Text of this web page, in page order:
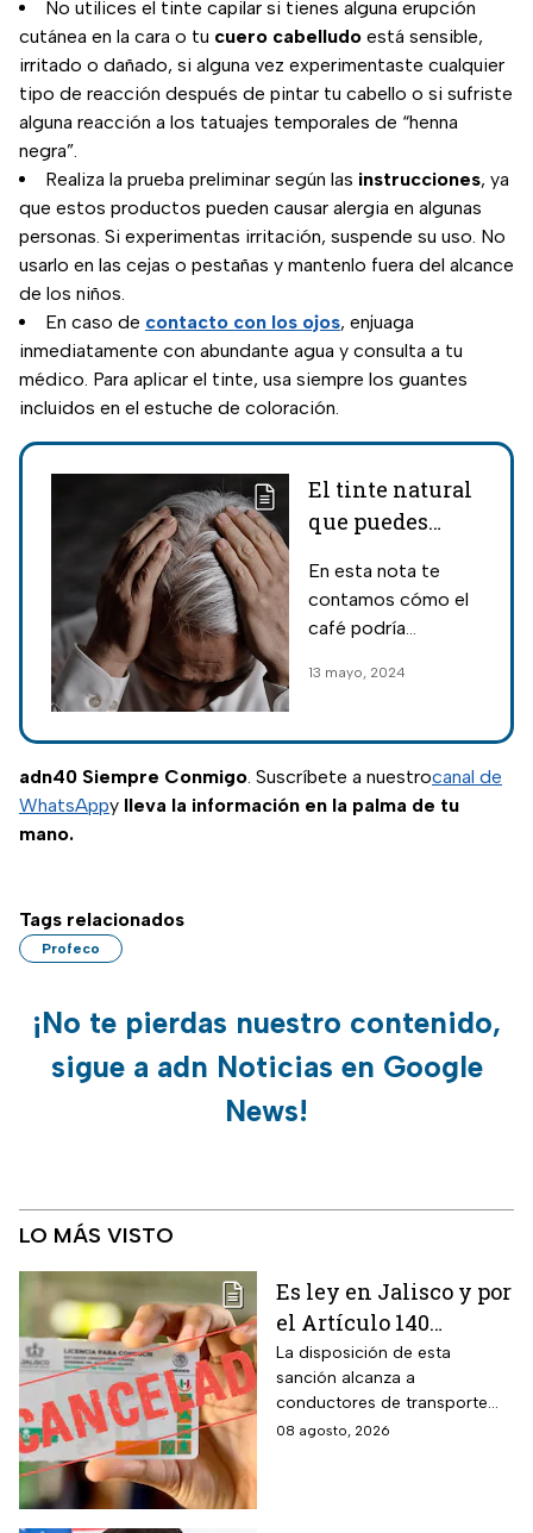
No utilices el tinte capilar si tienes alguna erupción
cutánea en la cara o tu cuero cabelludo está sensible,
irritado o dañado, si alguna vez experimentaste cualquier
tipo de reacción después de pintar tu cabello o si sufriste
alguna reacción a los tatuajes temporales de “henna
negra”.
Realiza la prueba preliminar según las instrucciones, ya
que estos productos pueden causar alergia en algunas
personas. Si experimentas irritación, suspende su uso. No
usarlo en las cejas o pestañas y mantenlo fuera del alcance
de los niños.
En caso de contacto con los ojos, enjuaga
inmediatamente con abundante agua y consulta a tu
médico. Para aplicar el tinte, usa siempre los guantes
incluidos en el estuche de coloración.
El tinte natural
que puedes
para
desaparecer las
En esta nota te
contamos cómo el
café podría
aliado inesperado
canas.
13 mayo, 2024
adn40 Siempre Conmigo. Suscríbete a nuestrocanal de
WhatsAppy lleva la información en la palma de tu
mano.
Tags relacionados
Profeco
¡No te pierdas nuestro contenido,
sigue a adn Noticias en Google
News!
LO MÁS VISTO
Es ley en Jalisco y por
el Artículo 140
cancelarán la licencia
de conducir de por
vida a todos los
automovilistas que
La disposición de esta
sanción alcanza a
conductores de transporte
escolar, unidades de
08 agosto, 2026